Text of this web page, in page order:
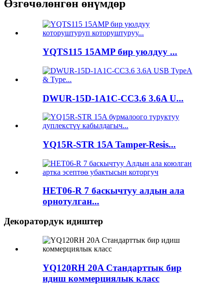
Өзгөчөлөнгөн өнүмдөр
YQTS115 15AMP бир уюлдуу ...
DWUR-15D-1A1C-CC3.6 3.6A U...
YQ15R-STR 15A Tamper-Resis...
HET06-R 7 баскычтуу алдын ала
орнотулган...
Декоратордук идиштер
YQ120RH 20A Стандарттык бир
идиш коммерциялык класс